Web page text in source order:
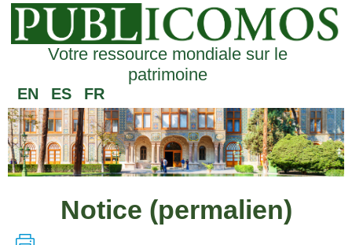
Votre ressource mondiale sur le
patrimoine
EN ES FR
Notice (permalien)